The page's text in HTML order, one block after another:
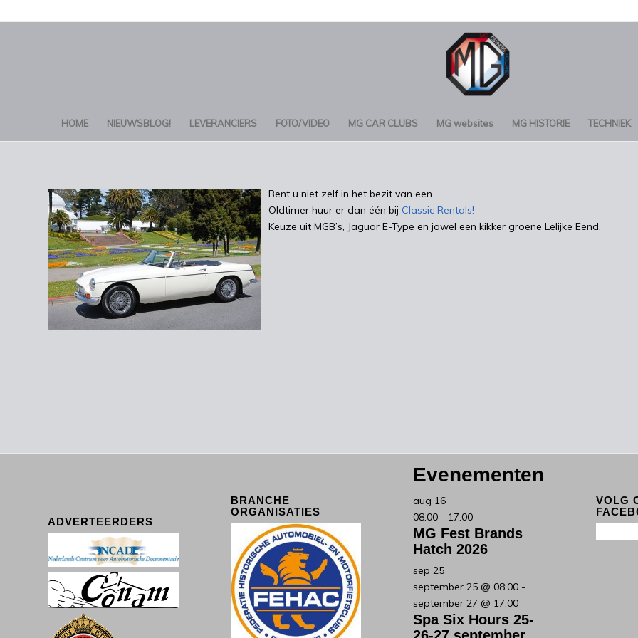
HOME NIEUWSBLOG! LEVERANCIERS FOTO/VIDEO MG CAR CLUBS MG websites MG HISTORIE TECHNIEK
Bent u niet zelf in het bezit van een
Oldtimer huur er dan één bij Classic Rentals!
Keuze uit MGB’s, Jaguar E-Type en jawel een kikker groene Lelijke Eend.
ADVERTEERDERS
BRANCHE
ORGANISATIES
Evenementen
aug 16
08:00 - 17:00
MG Fest Brands
Hatch 2026
sep 25
september 25 @ 08:00 -
september 27 @ 17:00
Spa Six Hours 25-
VOLG